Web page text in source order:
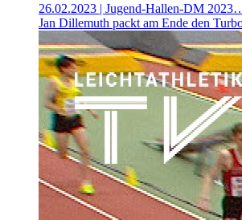
26.02.2023 | Jugend-Hallen-DM
Jan Dillemuth packt am Ende den